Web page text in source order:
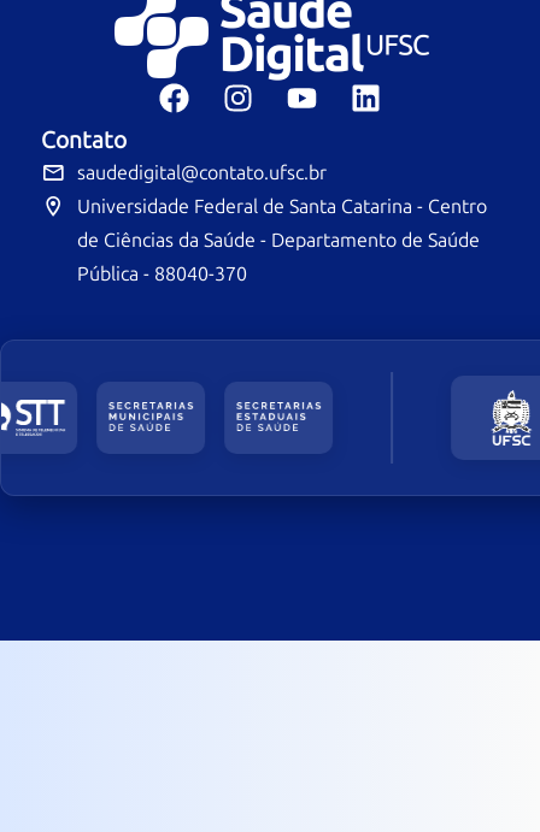
Contato
saudedigital@contato.ufsc.br
Universidade Federal de Santa Catarina - Centro
de Ciências da Saúde - Departamento de Saúde
Pública - 88040-370